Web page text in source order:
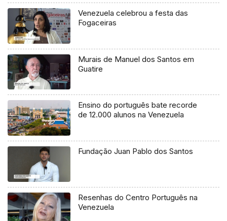
Venezuela celebrou a festa das
Fogaceiras
Murais de Manuel dos Santos em
Guatire
Ensino do português bate recorde
de 12.000 alunos na Venezuela
Fundação Juan Pablo dos Santos
Resenhas do Centro Português na
Venezuela